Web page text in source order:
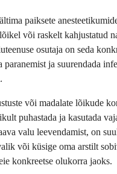
paiksete
või raskelt kahjustatud
osutaja on seda
ja suurendada
või madalate lõikude
puhastada ja kasutada
valu leevendamist, on
või küsige oma arstilt
konkreetse olukorra jaoks.